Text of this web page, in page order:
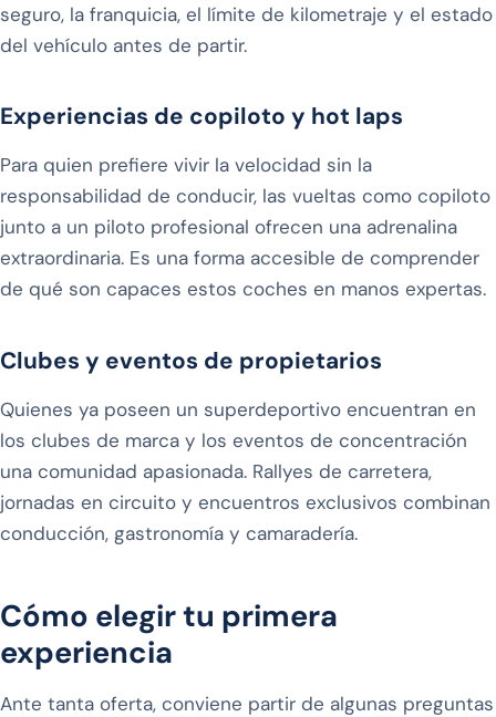
seguro, la franquicia, el límite de kilometraje y el estado
del vehículo antes de partir.
Experiencias de copiloto y hot laps
Para quien prefiere vivir la velocidad sin la
responsabilidad de conducir, las vueltas como copiloto
junto a un piloto profesional ofrecen una adrenalina
extraordinaria. Es una forma accesible de comprender
de qué son capaces estos coches en manos expertas.
Clubes y eventos de propietarios
Quienes ya poseen un superdeportivo encuentran en
los clubes de marca y los eventos de concentración
una comunidad apasionada. Rallyes de carretera,
jornadas en circuito y encuentros exclusivos combinan
conducción, gastronomía y camaradería.
Cómo elegir tu primera
experiencia
Ante tanta oferta, conviene partir de algunas preguntas